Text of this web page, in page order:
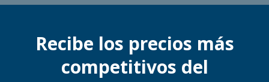
Recibe los precios más
competitivos del